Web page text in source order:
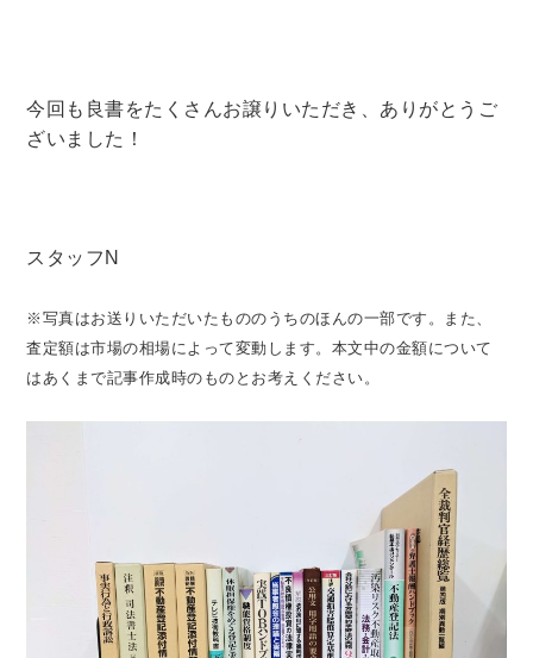
今回も良書をたくさんお譲りいただき、ありがとうご
ざいました！
スタッフN
※写真はお送りいただいたもののうちのほんの一部です。また、
査定額は市場の相場によって変動します。本文中の金額について
はあくまで記事作成時のものとお考えください。